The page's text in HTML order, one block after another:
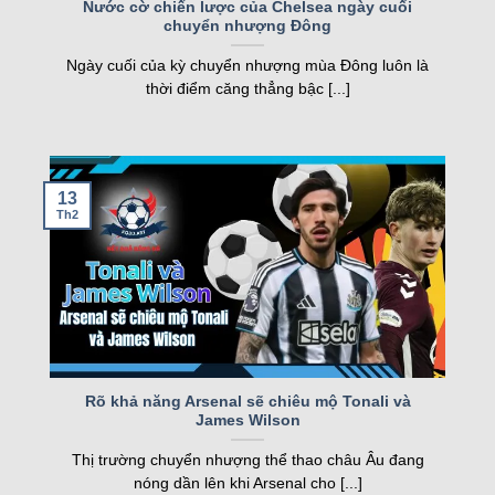
FT
Juventus Women
SCU Torreense Women
1
nghiệp, kqbd ngày càng khẳng định vị thế của
mình.
Các tính năng nổi bật của Kqbd – Kết
Một số tính năng nổi bật của kqbd
Trang web sở hữu nhiều tính năng vượt trội, đáp
ứng nhu cầu của cả người hâm mộ và cược thủ.
Nước cờ chiến lược của Chelsea ngày cuối
chuyển nhượng Đông
Ngày cuối của kỳ chuyển nhượng mùa Đông luôn là
thời điểm căng thẳng bậc [...]
Rõ khả năng Arsenal sẽ chiêu mộ Tonali và
James Wilson
Thị trường chuyển nhượng thể thao châu Âu đang
nóng dần lên khi Arsenal cho [...]
13
Th2